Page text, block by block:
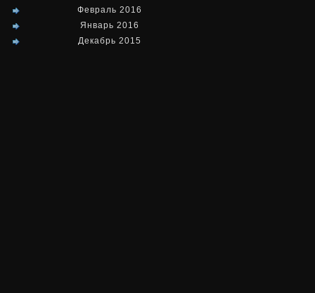
Февраль 2016
Январь 2016
Декабрь 2015